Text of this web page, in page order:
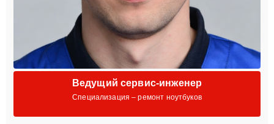
Ведущий сервис-инженер
Специализация – ремонт ноутбуков